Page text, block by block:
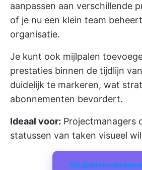
aanpassen aan verschillende
of je nu een klein team
organisatie.
Je kunt ook mijlpalen
prestaties binnen de tijdlijn
duidelijk te markeren, wat
abonnementen bevordert.
Ideaal voor: Projectmanagers
statussen van taken visueel
Dit sjabloon